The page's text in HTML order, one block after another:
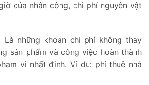
của nhân công, chi phí nguyên vật
Là những khoản chi phí không thay
sản phẩm và công việc hoàn thành
vi nhất định. Ví dụ: phí thuê nhà